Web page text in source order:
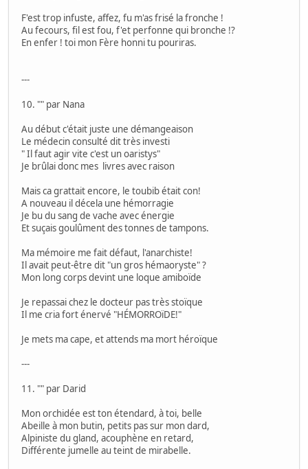
F'est trop infuste, affez, fu m'as frisé la fronche !
Au fecours, fil est fou, f'et perfonne qui bronche !?
En enfer ! toi mon Fère honni tu pouriras.
---
10. "" par Nana
Au début c'était juste une démangeaison
Le médecin consulté dit très investi
" Il faut agir vite c'est un oaristys"
Je brûlai donc mes livres avec raison
Mais ca grattait encore, le toubib était con!
A nouveau il décela une hémorragie
Je bu du sang de vache avec énergie
Et suçais goulûment des tonnes de tampons.
Ma mémoire me fait défaut, l'anarchiste!
Il avait peut-être dit "un gros hémaoryste" ?
Mon long corps devint une loque amiboïde
Je repassai chez le docteur pas très stoïque
Il me cria fort énervé "HÉMORROïDE!"
Je mets ma cape, et attends ma mort héroïque
---
11. "" par Darid
Mon orchidée est ton étendard, à toi, belle
Abeille à mon butin, petits pas sur mon dard,
Alpiniste du gland, acouphène en retard,
Différente jumelle au teint de mirabelle.